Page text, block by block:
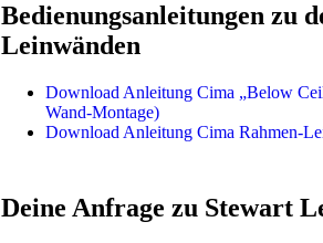
Bedienungsanleitungen zu
Leinwänden
Download Anleitung Cima „Below
Wand-Montage)
Download Anleitung Cima Rahmen-
Deine Anfrage zu Stewart